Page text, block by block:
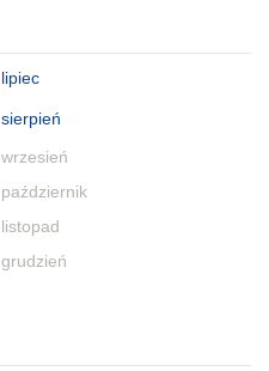
lipiec
sierpień
wrzesień
październik
listopad
grudzień